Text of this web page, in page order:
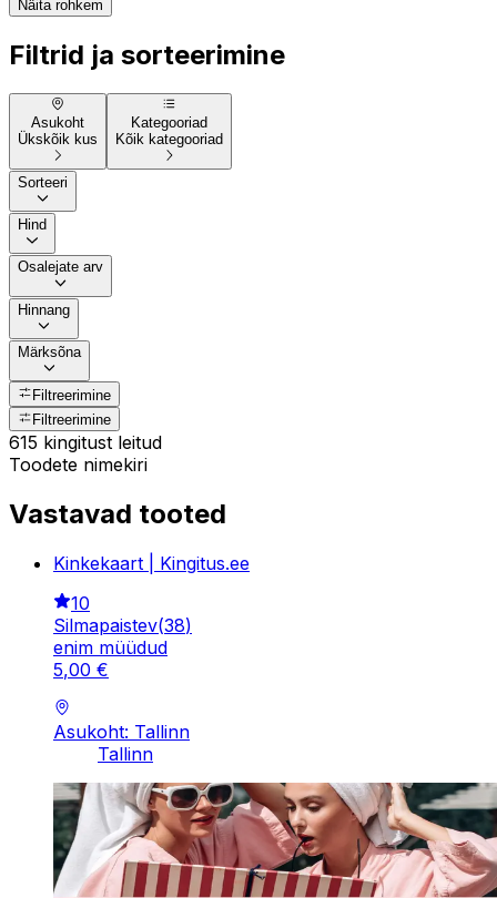
Näita rohkem
Filtrid ja sorteerimine
Asukoht
Ükskõik kus
Kategooriad
Kõik kategooriad
Sorteeri
Hind
Osalejate arv
Hinnang
Märksõna
Filtreerimine
Filtreerimine
615 kingitust leitud
Toodete nimekiri
Vastavad tooted
Kinkekaart | Kingitus.ee
10
Silmapaistev(38)
enim müüdud
5,00 €
Asukoht: Tallinn
Tallinn